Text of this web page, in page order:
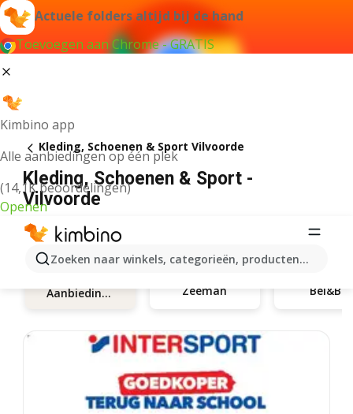
Actuele folders altijd bij de hand
Toevoegen aan Chrome - GRATIS
Kimbino app
Alle aanbiedingen op één plek
(14,1K beoordelingen)
Openen
Zoeken naar winkels, categorieën, producten...
Kleding, Schoenen & Sport Vilvoorde
Kleding, Schoenen & Sport -
Vilvoorde
Aanbiedingen Zeeman Bel&Bo